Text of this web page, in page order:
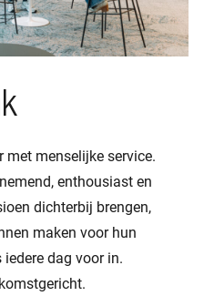
met menselijke service.
enthousiast en
dichterbij brengen,
maken voor hun
dag voor in.